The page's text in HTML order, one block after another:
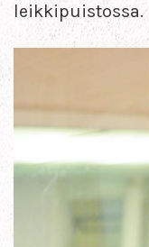
leikkipuistossa.